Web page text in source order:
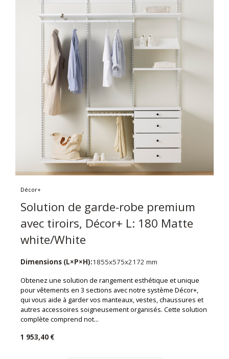
Décor+
Solution de garde-robe premium
avec tiroirs, Décor+ L: 180 Matte
white/White
Dimensions (L×P×H):1855x575x2172 mm
Obtenez une solution de rangement esthétique et unique
pour vêtements en 3 sections avec notre système Décor+,
qui vous aide à garder vos manteaux, vestes, chaussures et
autres accessoires soigneusement organisés. Cette solution
complète comprend not...
1 953,40 €